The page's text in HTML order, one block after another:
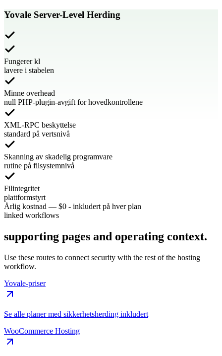
Yovale Server-Level Herding
Fungerer kl
lavere i stabelen
Minne overhead
null PHP-plugin-avgift for hovedkontrollene
XML-RPC beskyttelse
standard på vertsnivå
Skanning av skadelig programvare
rutine på filsystemnivå
Filintegritet
plattformstyrt
Årlig kostnad — $0 - inkludert på hver plan
linked workflows
supporting pages and operating context.
Use these routes to connect security with the rest of the hosting
workflow.
Yovale-priser
Se alle planer med sikkerhetsherding inkludert
WooCommerce Hosting